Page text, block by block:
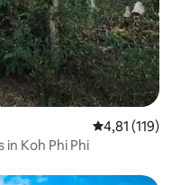
Gemiddelde
4,81 (119)
in Koh Phi Phi